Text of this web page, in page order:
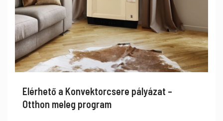
Elérhető a Konvektorcsere pályázat –
Otthon meleg program